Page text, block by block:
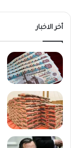
أخر الاخبار